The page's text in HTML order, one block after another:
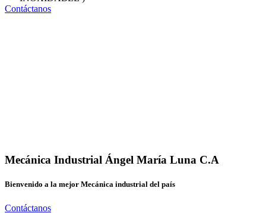
Contáctanos
Mecánica Industrial Ángel María Luna C.A
Bienvenido a la mejor Mecánica industrial del país
Contáctanos